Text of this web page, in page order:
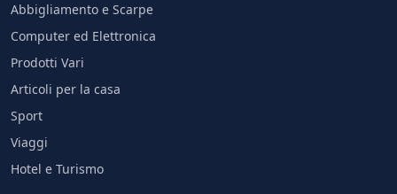
Abbigliamento e Scarpe
Computer ed Elettronica
Prodotti Vari
Articoli per la casa
Sport
Viaggi
Hotel e Turismo